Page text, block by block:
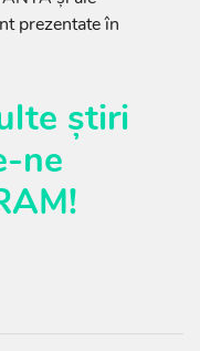
prezentate în
știri
ne
!